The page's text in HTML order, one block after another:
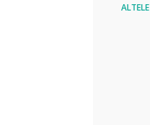
ALTELE